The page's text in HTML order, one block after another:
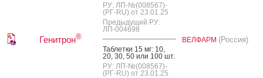
Генитрон®
РУ: ЛП-№(008567)-
(РГ-RU) от 23.01.25
Предыдущий РУ:
ЛП-004698
Таб­летки 15 мг: 10,
20, 30, 50 или 100 шт.
РУ: ЛП-№(008567)-
(РГ-RU) от 23.01.25
ВЕЛФАРМ (Россия)